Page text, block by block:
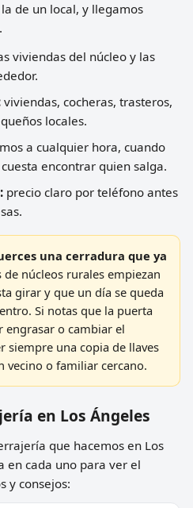
de un local, y llegamos
viviendas del núcleo y las
viviendas, cocheras, trasteros,
locales.
a cualquier hora, cuando
encontrar quien salga.
precio claro por teléfono antes
una cerradura que ya
de núcleos rurales empiezan
girar y que un día se queda
Si notas que la puerta
engrasar o cambiar el
siempre una copia de llaves
vecino o familiar cercano.
en Los Ángeles
que hacemos en Los
en cada uno para ver el
y consejos: